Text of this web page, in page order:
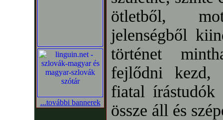
...további bannerek
ötletből,
jelenségből
történet
fejlődni kezd,
fiatal
össze áll és